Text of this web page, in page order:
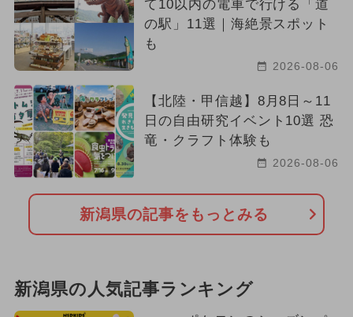
て10以内の電車で行ける「道
の駅」11選｜海絶景スポット
も
2026-08-06
【北陸・甲信越】8月8日～11
日の自由研究イベント10選 恐
竜・クラフト体験も
2026-08-06
新潟県の記事をもっとみる
新潟県の人気記事ランキング